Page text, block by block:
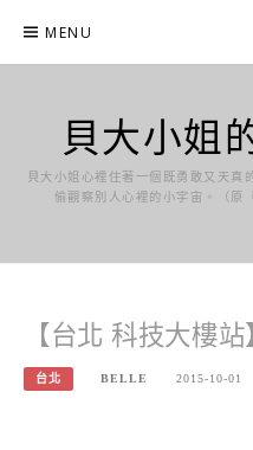
content
MENU
貝大小姐
貝大小姐心裡住著一個既勇敢又天真
偷觀察別人心裡的小宇宙。（原
【台北 科技大樓
台北 BELLE 2015-10-01